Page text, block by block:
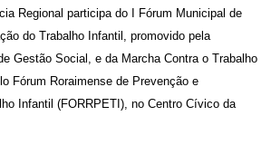
Regional participa do I Fórum Municipal de
do Trabalho Infantil, promovido pela
Gestão Social, e da Marcha Contra o Trabalho
Fórum Roraimense de Prevenção e
Infantil (FORRPETI), no Centro Cívico da